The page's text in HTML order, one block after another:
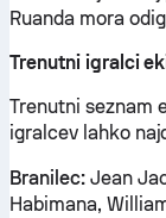
Ruanda mora
Trenutni igralci
Trenutni seznam
igralcev lahko
Branilec:Jean
Habimana,